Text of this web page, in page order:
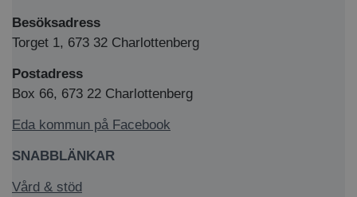
Besöksadress
Torget 1, 673 32 Charlottenberg
Postadress
Box 66, 673 22 Charlottenberg
Eda kommun på Facebook
SNABBLÄNKAR
Vård & stöd